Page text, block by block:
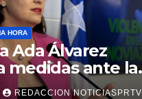
HORA
Ada Álvarez
medidas ante la
en el noviazgo
REDACCION NOTICIASPRTV